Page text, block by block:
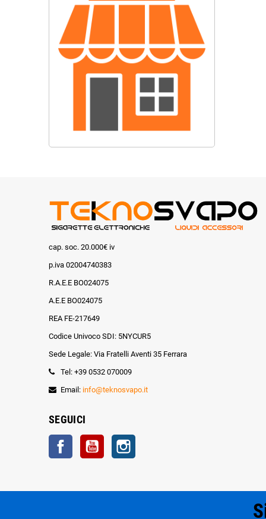
cap. soc. 20.000€ iv
p.iva 02004740383
R.A.E.E BO024075
A.E.E BO024075
REA FE-217649
Codice Univoco SDI: 5NYCUR5
Sede Legale: Via Fratelli Aventi 35 Ferrara
Tel: +39 0532 070009
Email: info@teknosvapo.it
SEGUICI
Facebook YouTube